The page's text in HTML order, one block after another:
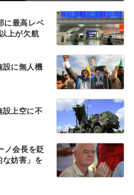
に最高レベ
上が欠航
設に無人機
設上空に不
ノ会長を貶
な妨害」を